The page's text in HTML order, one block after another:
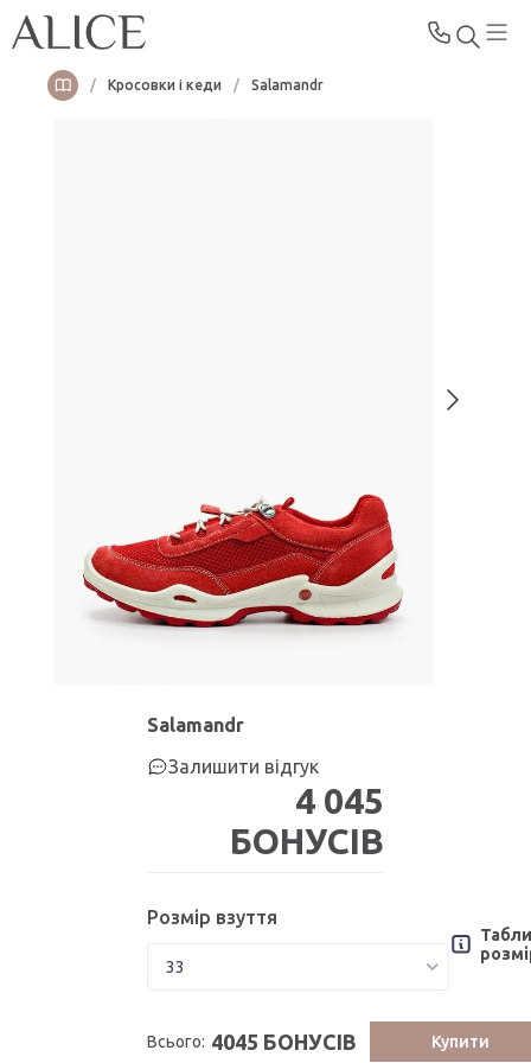
/ Кросовки і кеди / Salamandr
Salamandr
Залишити відгук
4 045
БОНУСІВ
Розмір взуття
Всього: 4045 БОНУСІВ Купити